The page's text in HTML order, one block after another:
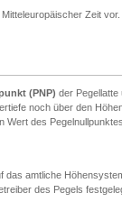
Zeit vor.
(PNP) der Pegellatte
noch über den
Wert des
das amtliche
des Pegels